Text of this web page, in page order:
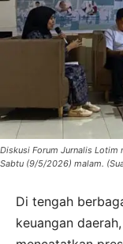
Diskusi Forum Jurnalis Lotim
Sabtu (9/5/2026) malam.
Di tengah
keuangan